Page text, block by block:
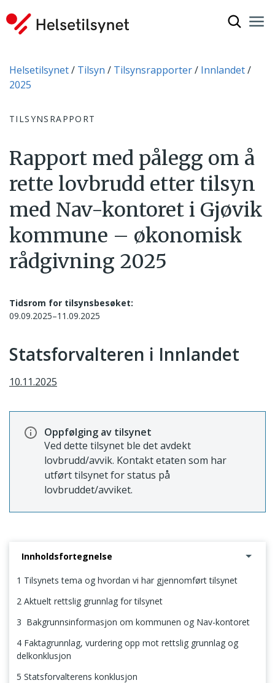
Du er her:
Helsetilsynet Tilsyn Tilsynsrapporter
Innlandet
2025
TILSYNSRAPPORT
Rapport med pålegg om å
rette lovbrudd etter tilsyn
med Nav-kontoret i Gjøvik
kommune – økonomisk
rådgivning 2025
Tidsrom for tilsynsbesøket:
09.09.2025–11.09.2025
Statsforvalteren i Innlandet
10.11.2025
Oppfølging av tilsynet
Ved dette tilsynet ble det avdekt
lovbrudd/avvik. Kontakt etaten som har
utført tilsynet for status på
lovbruddet/avviket.
Innholdsfortegnelse
1 Tilsynets tema og hvordan vi har gjennomført tilsynet
2 Aktuelt rettslig grunnlag for tilsynet
3 Bakgrunnsinformasjon om kommunen og Nav-kontoret
4 Faktagrunnlag, vurdering opp mot rettslig grunnlag og
delkonklusjon
5 Statsforvalterens konklusjon